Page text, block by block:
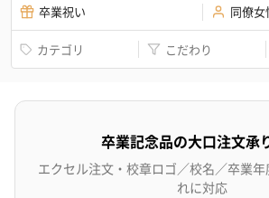
卒業祝い 同僚女
カテゴリ こだわり
卒業記念品の大口注文承
エクセル注文・校章ロゴ／校名／卒業
れに対応